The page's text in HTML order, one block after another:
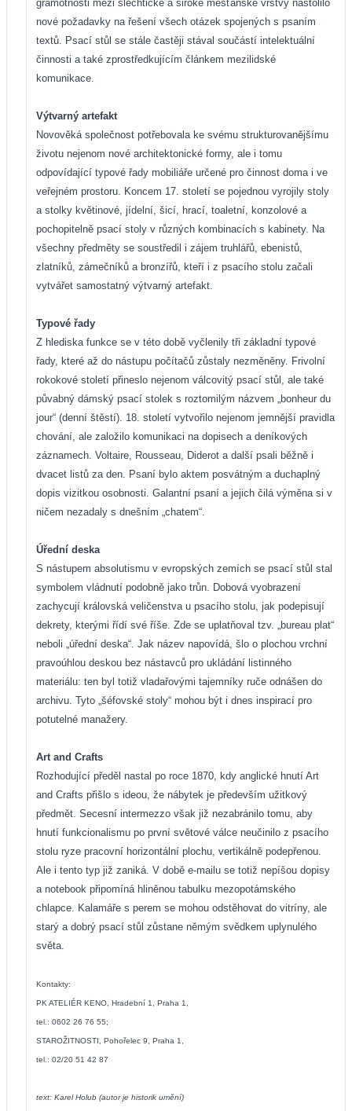
gramotnosti mezi šlechtické a široké měšťanské vrstvy nastolilo
nové požadavky na řešení všech otázek spojených s psaním
textů. Psací stůl se stále častěji stával součástí intelektuální
činnosti a také zprostředkujícím článkem mezilidské
komunikace.
Výtvarný artefakt
Novověká společnost potřebovala ke svému strukturovanějšímu
životu nejenom nové architektonické formy, ale i tomu
odpovídající typové řady mobiliáře určené pro činnost doma i ve
veřejném prostoru. Koncem 17. století se pojednou vyrojily stoly
a stolky květinové, jídelní, šicí, hrací, toaletní, konzolové a
pochopitelně psací stoly v různých kombinacích s kabinety. Na
všechny předměty se soustředil i zájem truhlářů, ebenistů,
zlatníků, zámečníků a bronzířů, kteří i z psacího stolu začali
vytvářet samostatný výtvarný artefakt.
Typové řady
Z hlediska funkce se v této době vyčlenily tři základní typové
řady, které až do nástupu počítačů zůstaly nezměněny. Frivolní
rokokové století přineslo nejenom válcovitý psací stůl, ale také
půvabný dámský psací stolek s roztomilým názvem „bonheur du
jour“ (denní štěstí). 18. století vytvořilo nejenom jemnější pravidla
chování, ale založilo komunikaci na dopisech a deníkových
záznamech. Voltaire, Rousseau, Diderot a další psali běžně i
dvacet listů za den. Psaní bylo aktem posvátným a duchaplný
dopis vizitkou osobnosti. Galantní psaní a jejich čilá výměna si v
ničem nezadaly s dnešním „chatem“.
Úřední deska
S nástupem absolutismu v evropských zemích se psací stůl stal
symbolem vládnutí podobně jako trůn. Dobová vyobrazení
zachycují královská veličenstva u psacího stolu, jak podepisují
dekrety, kterými řídí své říše. Zde se uplatňoval tzv. „bureau plat“
neboli „úřední deska“. Jak název napovídá, šlo o plochou vrchní
pravoúhlou deskou bez nástavců pro ukládání listinného
materiálu: ten byl totiž vladařovými tajemníky ruče odnášen do
archivu. Tyto „šéfovské stoly“ mohou být i dnes inspirací pro
potutelné manažery.
Art and Crafts
Rozhodující předěl nastal po roce 1870, kdy anglické hnutí Art
and Crafts přišlo s ideou, že nábytek je především užitkový
předmět. Secesní intermezzo však již nezabránilo tomu, aby
hnutí funkcionalismu po první světové válce neučinilo z psacího
stolu ryze pracovní horizontální plochu, vertikálně podepřenou.
Ale i tento typ již zaniká. V době e-mailu se totiž nepíšou dopisy
a notebook připomíná hliněnou tabulku mezopotámského
chlapce. Kalamáře s perem se mohou odstěhovat do vitríny, ale
starý a dobrý psací stůl zůstane němým svědkem uplynulého
světa.
Kontakty:
PK ATELIÉR KENO, Hradební 1, Praha 1,
tel.: 0602 26 76 55;
STAROŽITNOSTI, Pohořelec 9, Praha 1,
tel.: 02/20 51 42 87
text: Karel Holub (autor je historik umění)